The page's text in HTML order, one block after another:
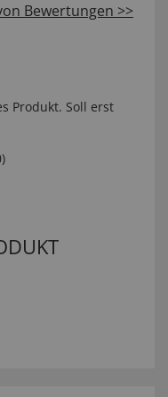
Bewertungen >>
Produkt. Soll erst
)